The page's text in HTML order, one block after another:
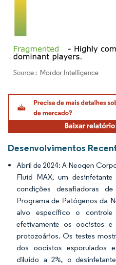
Imagem © Mordor Intelligence. O reuso
Desenvolvimentos
Abril de 2024: A Neogen
Fluid MAX, um
condições desafiadoras
Programa de Patógenos da
alvo específico o controle
efetivamente os oocistos
protozoários. Os testes
dos oocistos esporulados
diluído a 2%, o